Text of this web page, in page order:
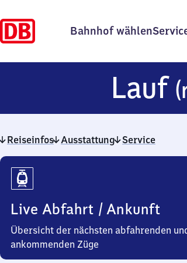
Bahnhof wählen
Lauf
Reiseinfos Ausstattung Service
Reiseinfos
Live Abfahrt / Ankunft
Übersicht der nächsten abfahrenden
ankommenden Züge